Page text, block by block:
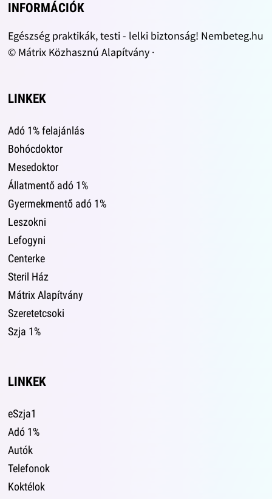
INFORMÁCIÓK
Egészség praktikák, testi - lelki biztonság! Nembeteg.hu
© Mátrix Közhasznú Alapítvány ·
LINKEK
Adó 1% felajánlás
Bohócdoktor
Mesedoktor
Állatmentő adó 1%
Gyermekmentő adó 1%
Leszokni
Lefogyni
Centerke
Steril Ház
Mátrix Alapítvány
Szeretetcsoki
Szja 1%
LINKEK
eSzja1
Adó 1%
Autók
Telefonok
Koktélok